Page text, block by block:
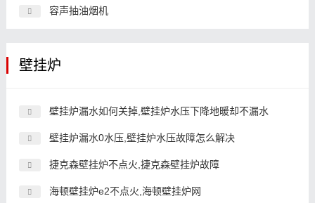
容声抽油烟机
壁挂炉
壁挂炉漏水如何关掉,壁挂炉水压下降地暖却不漏水
壁挂炉漏水0水压,壁挂炉水压故障怎么解决
捷克森壁挂炉不点火,捷克森壁挂炉故障
海顿壁挂炉e2不点火,海顿壁挂炉网